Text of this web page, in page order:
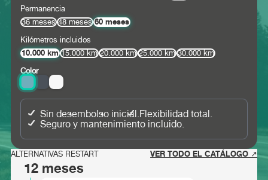
Permanencia
36 meses
48 meses 60 meses
Kilómetros incluidos
10.000 km 15.000 km 20.000 km 25.000 km
30.000 km
Color
Sin desembolso inicial.Flexibilidad total.
Seguro y mantenimiento incluido.
ALTERNATIVAS RESTART VER TODO EL CATÁLOGO ↗
12 meses